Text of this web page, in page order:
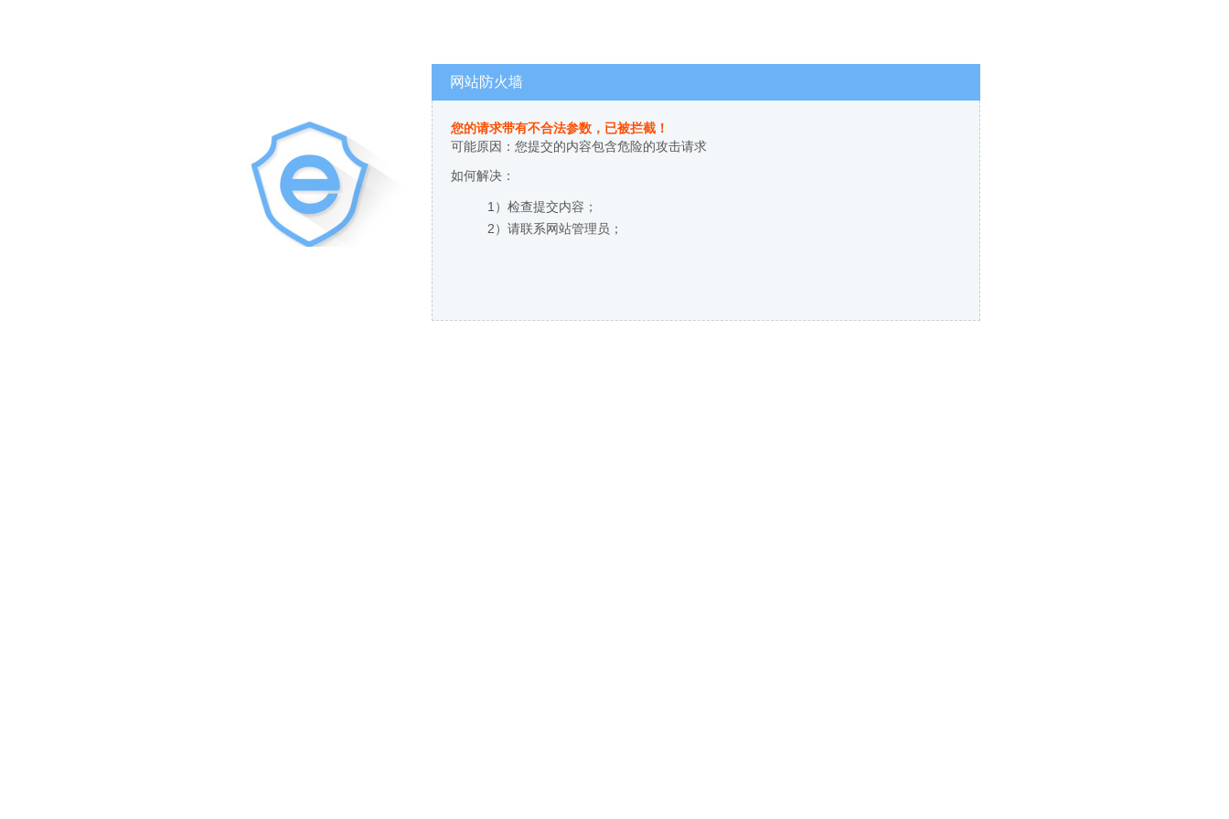
网站防火墙
您的请求带有不合法参数，已被拦截！
可能原因：您提交的内容包含危险的攻击请求
如何解决：
1）检查提交内容；
2）请联系网站管理员；